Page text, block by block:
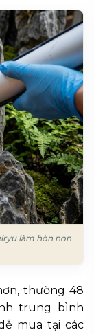
làm hòn non
thường 48
trung bình
mua tại các